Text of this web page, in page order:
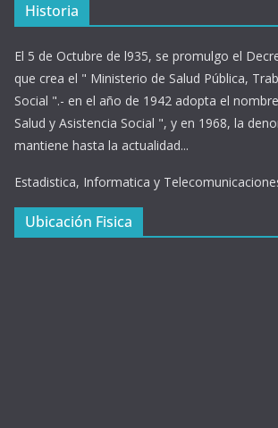
Historia
El 5 de Octubre de l935, se promulgo el
que crea el " Ministerio de Salud Pública,
Social ".- en el año de 1942 adopta el
Salud y Asistencia Social ", y en 1968, la
mantiene hasta la actualidad...
Estadistica, Informatica y
Ubicación Fisica